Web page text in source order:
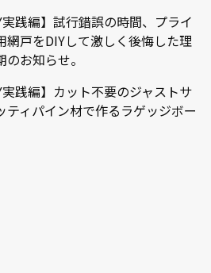
実践編】試行錯誤の時間、プライ
戸をDIYして激しく後悔した理
お知らせ。
実践編】カット不要のジャストサ
ィパイン材で作るラゲッジボー